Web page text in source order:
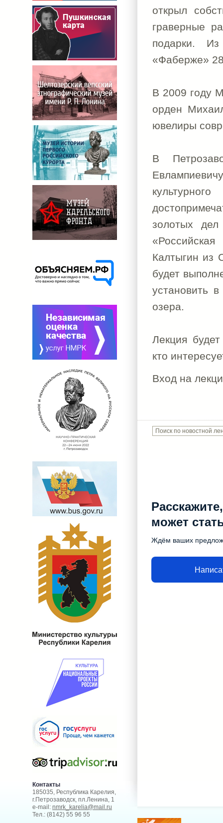
открыл
граверные
подарки.
«Фаберже»
В 2009 году
орден
ювелиры
В
золотых
Калтыгин из
будет
установить
озера.
Лекция
кто
Вход на
может
Ждём ваших
Контакты
185035, Республика Карелия,
г.Петрозаводск, пл.Ленина, 1
e-mail: nmrk_karelia@mail.ru
Тел.: (8142) 55 96 55